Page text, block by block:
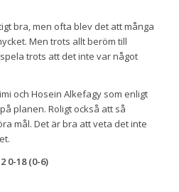
bra, men ofta blev det att många
Men trots allt beröm till
trots att det inte var något
och Hosein Alkefagy som enligt
planen. Roligt också att så
mål. Det är bra att veta det inte
0-18 (0-6)